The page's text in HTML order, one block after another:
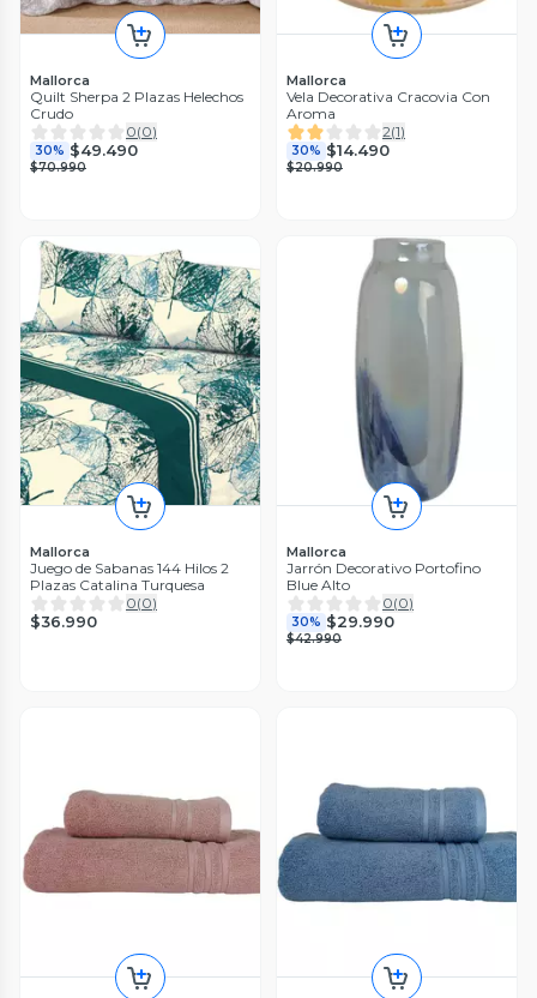
Mallorca
Quilt Sherpa 2 Plazas Helechos
Crudo
0(0)
30% $49.490
$70.990
Mallorca
Vela Decorativa Cracovia Con
Aroma
2(1)
30% $14.490
$20.990
Mallorca
Juego de Sabanas 144 Hilos 2
Plazas Catalina Turquesa
0(0)
$36.990
Mallorca
Jarrón Decorativo Portofino
Blue Alto
0(0)
30% $29.990
$42.990